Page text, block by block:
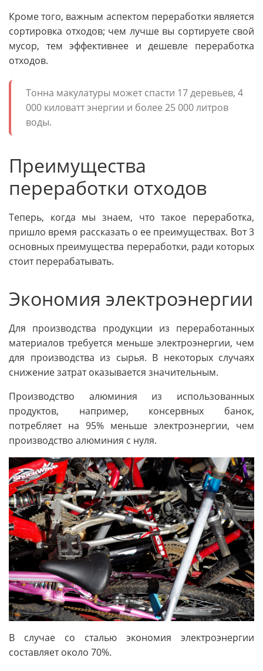
Кроме того, важным аспектом переработки является
сортировка отходов; чем лучше вы сортируете свой
мусор, тем эффективнее и дешевле переработка
отходов.
Тонна макулатуры может спасти 17 деревьев, 4
000 киловатт энергии и более 25 000 литров
воды.
Преимущества
переработки отходов
Теперь, когда мы знаем, что такое переработка,
пришло время рассказать о ее преимуществах. Вот 3
основных преимущества переработки, ради которых
стоит перерабатывать.
Экономия электроэнергии
Для производства продукции из переработанных
материалов требуется меньше электроэнергии, чем
для производства из сырья. В некоторых случаях
снижение затрат оказывается значительным.
Производство алюминия из использованных
продуктов, например, консервных банок,
потребляет на 95% меньше электроэнергии, чем
производство алюминия с нуля.
В случае со сталью экономия электроэнергии
составляет около 70%.